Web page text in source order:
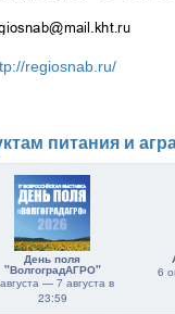
regiosnab.ru/
питания и
День поля
"ВолгоградАГРО"
— 7 августа в
23:59
6